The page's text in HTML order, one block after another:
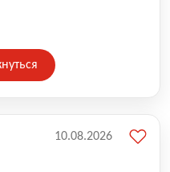
владеет
эффективной
сложных
10.08.2026